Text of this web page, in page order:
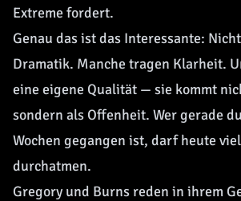
Extreme fordert.
Genau das ist das Interessante:
Dramatik. Manche tragen Klarheit.
eine eigene Qualität — sie kommt
sondern als Offenheit. Wer gerade
Wochen gegangen ist, darf heute
durchatmen.
Gregory und Burns reden in ihrem